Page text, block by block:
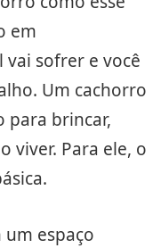
em
sofrer e você
Um cachorro
para brincar,
viver. Para ele, o
espaço